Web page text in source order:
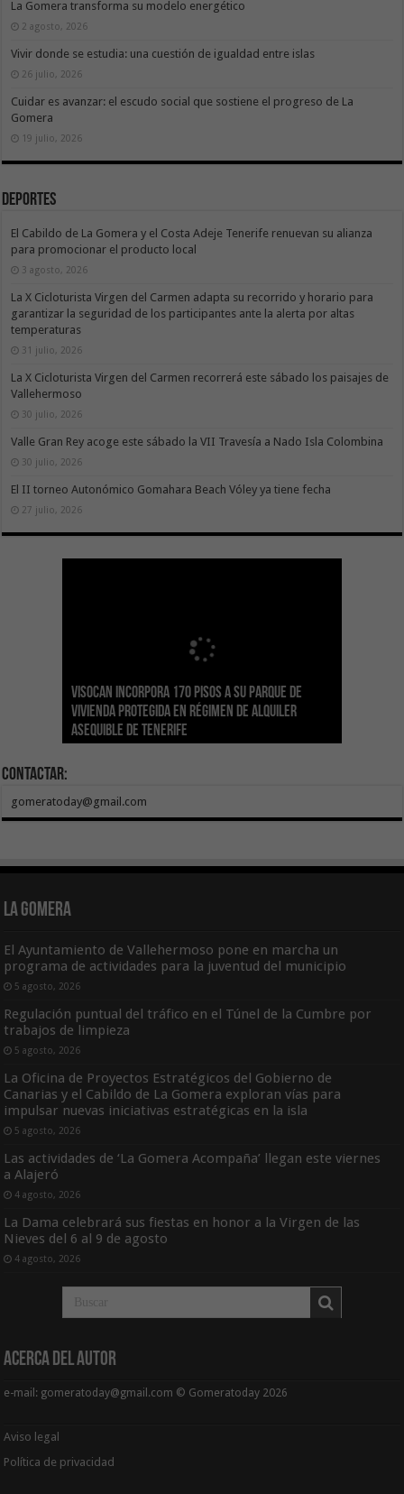
La Gomera transforma su modelo energético
2 agosto, 2026
Vivir donde se estudia: una cuestión de igualdad entre islas
26 julio, 2026
Cuidar es avanzar: el escudo social que sostiene el progreso de La
Gomera
19 julio, 2026
Deportes
El Cabildo de La Gomera y el Costa Adeje Tenerife renuevan su alianza
para promocionar el producto local
3 agosto, 2026
La X Cicloturista Virgen del Carmen adapta su recorrido y horario para
garantizar la seguridad de los participantes ante la alerta por altas
temperaturas
31 julio, 2026
La X Cicloturista Virgen del Carmen recorrerá este sábado los paisajes de
Vallehermoso
30 julio, 2026
Valle Gran Rey acoge este sábado la VII Travesía a Nado Isla Colombina
30 julio, 2026
El II torneo Autonómico Gomahara Beach Vóley ya tiene fecha
27 julio, 2026
Visocan incorpora 170 pisos a su parque de
vivienda protegida en régimen de alquiler
asequible de Tenerife
Sanidad refuerza la capacidad diagnóstica de
los centros de salud con el impulso de la
ecografía clínica
El Gobierno de Canarias convoca el Concurso de
Sal Marina Agrocanarias 2026
Transición despliega un sistema fotovoltaico
autónomo en los edificios del Parque Nacional
del Teide
La ESSSCAN inicia la formación en primeros
auxilios para árbitros deportivos dentro del
Proyecto Ganar
El Gobierno de Canarias concede ayudas por
valor de 1,19M€ a las Cofradías de Pescadores
para sufragar sus gastos corrientes
Contactar:
gomeratoday@gmail.com
La Gomera
El Ayuntamiento de Vallehermoso pone en marcha un
programa de actividades para la juventud del municipio
5 agosto, 2026
Regulación puntual del tráfico en el Túnel de la Cumbre por
trabajos de limpieza
5 agosto, 2026
La Oficina de Proyectos Estratégicos del Gobierno de
Canarias y el Cabildo de La Gomera exploran vías para
impulsar nuevas iniciativas estratégicas en la isla
5 agosto, 2026
Las actividades de ‘La Gomera Acompaña’ llegan este viernes
a Alajeró
4 agosto, 2026
La Dama celebrará sus fiestas en honor a la Virgen de las
Nieves del 6 al 9 de agosto
4 agosto, 2026
Acerca del Autor
e-mail: gomeratoday@gmail.com © Gomeratoday 2026
Aviso legal
Política de privacidad